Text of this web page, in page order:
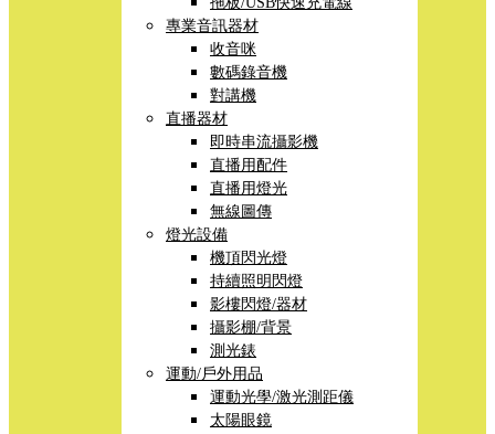
專業音訊器材
收音咪
數碼錄音機
對講機
直播器材
即時串流攝影機
直播用配件
直播用燈光
無線圖傳
燈光設備
機頂閃光燈
持續照明閃燈
影樓閃燈/器材
攝影棚/背景
測光錶
運動/戶外用品
運動光學/激光測距儀
太陽眼鏡